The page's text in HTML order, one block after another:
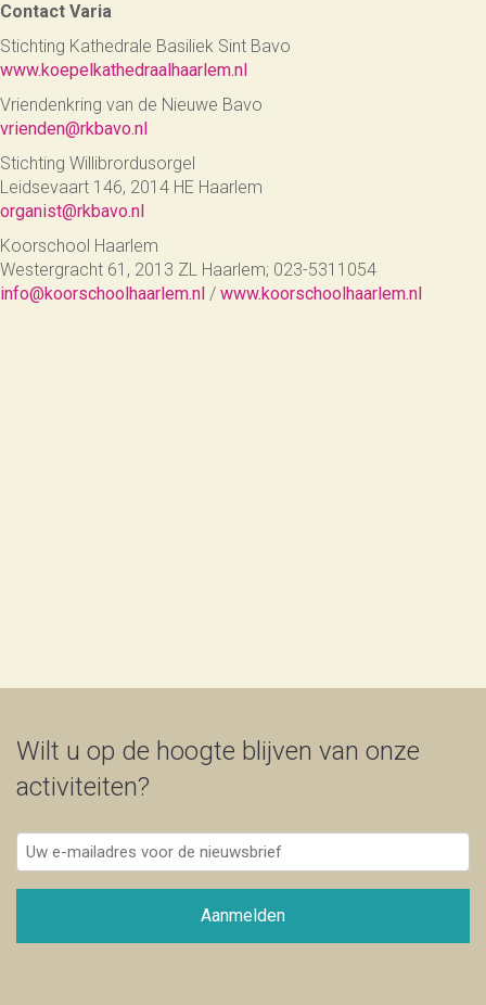
Contact Varia
Stichting Kathedrale Basiliek Sint Bavo
www.koepelkathedraalhaarlem.nl
Vriendenkring van de Nieuwe Bavo
vrienden@rkbavo.nl
Stichting Willibrordusorgel
Leidsevaart 146, 2014 HE Haarlem
organist@rkbavo.nl
Koorschool Haarlem
Westergracht 61, 2013 ZL Haarlem; 023-5311054
info@koorschoolhaarlem.nl / www.koorschoolhaarlem.nl
Wilt u op de hoogte blijven van onze
activiteiten?
Uw
e-
mailadres
de
Aanmelden